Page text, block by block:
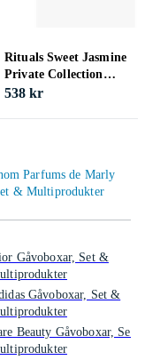
Rituals Sweet Jasmine
Private Collection
Presentförpackning
538 kr
Parfums de Marly
& Multiprodukter
Gåvoboxar, Set &
Gåvoboxar, Set &
Beauty Gåvoboxar, Set